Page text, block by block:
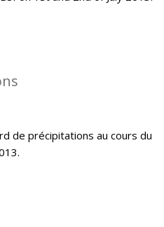
de précipitations au cours du